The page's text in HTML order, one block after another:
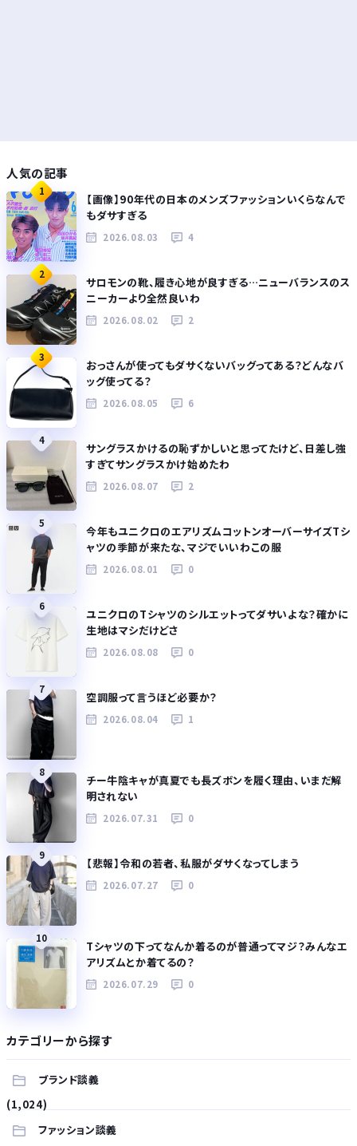
人気の記事
1
【画像】90年代の日本のメンズファッションいくらなんで
もダサすぎる
2026.08.03 4
2
サロモンの靴、履き心地が良すぎる…ニューバランスのス
ニーカーより全然良いわ
2026.08.02 2
3
おっさんが使ってもダサくないバッグってある？どんなバ
ッグ使ってる？
2026.08.05 6
4
サングラスかけるの恥ずかしいと思ってたけど、日差し強
すぎてサングラスかけ始めたわ
2026.08.07 2
5
今年もユニクロのエアリズムコットンオーバーサイズTシ
ャツの季節が来たな、マジでいいわこの服
2026.08.01 0
6
ユニクロのTシャツのシルエットってダサいよな？確かに
生地はマシだけどさ
2026.08.08 0
7
空調服って言うほど必要か？
2026.08.04 1
8
チー牛陰キャが真夏でも長ズボンを履く理由、いまだ解
明されない
2026.07.31 0
9
【悲報】令和の若者、私服がダサくなってしまう
2026.07.27 0
10
Tシャツの下ってなんか着るのが普通ってマジ？みんなエ
アリズムとか着てるの？
2026.07.29 0
カテゴリーから探す
ブランド談義
(1,024)
ファッション談義